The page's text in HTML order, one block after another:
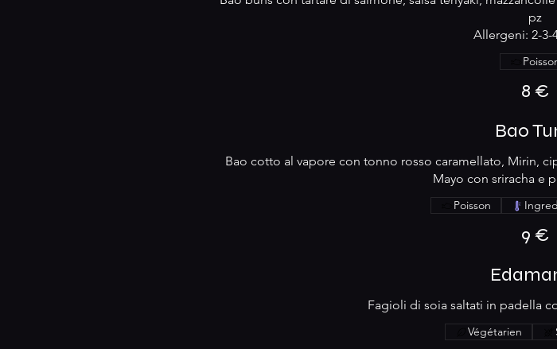
pz
Allergeni: 2-3-
8 €
Bao
Bao cotto al vapore con tonno rosso caramellato, Mirin,
Mayo con sriracha e
9 €
Poisson
Fagioli di soia saltati in padella
Végétarien